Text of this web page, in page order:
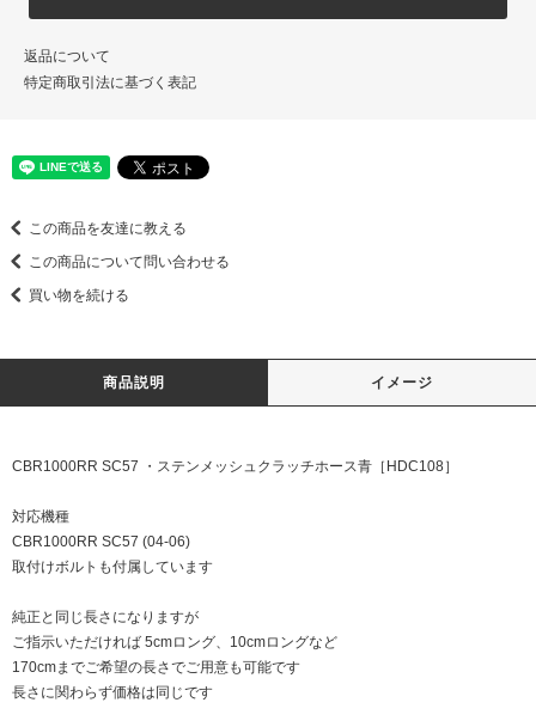
返品について
特定商取引法に基づく表記
この商品を友達に教える
この商品について問い合わせる
買い物を続ける
商品説明 イメージ
CBR1000RR SC57 ・ステンメッシュクラッチホース青［HDC108］
対応機種
CBR1000RR SC57 (04-06)
取付けボルトも付属しています
純正と同じ長さになりますが
ご指示いただければ 5cmロング、10cmロングなど
170cmまでご希望の長さでご用意も可能です
長さに関わらず価格は同じです